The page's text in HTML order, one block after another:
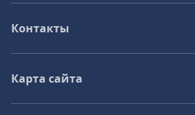
Контакты
Карта сайта